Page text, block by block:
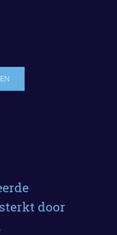
door